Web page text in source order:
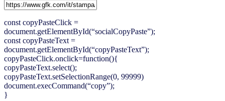
const copyPasteClick =
document.getElementById(“socialCopyPaste”);
const copyPasteText =
document.getElementById(“copyPasteText”);
copyPasteClick.onclick=function(){
copyPasteText.select();
copyPasteText.setSelectionRange(0, 99999)
document.execCommand(“copy”);
}